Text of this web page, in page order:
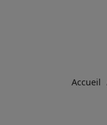
Accueil